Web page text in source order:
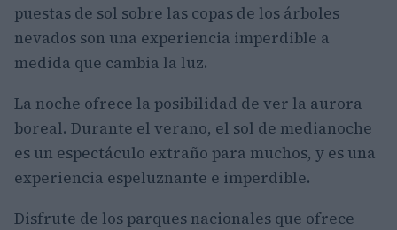
puestas de sol sobre las copas de los árboles
nevados son una experiencia imperdible a
medida que cambia la luz.
La noche ofrece la posibilidad de ver la aurora
boreal. Durante el verano, el sol de medianoche
es un espectáculo extraño para muchos, y es una
experiencia espeluznante e imperdible.
Disfrute de los parques nacionales que ofrece